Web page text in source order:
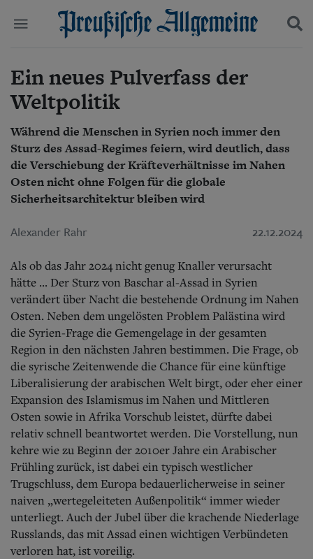
Start
Wer wir sind
Aktuelle Ausgabe
Abonnenten-Login
Abonnent werden
Abo Prämien
Archiv
Mediadaten
Politik
Kultur
Gesellschaft
Leben
Geschichte
Ostpreußen
Pommern
Kontakt
Impressum
Datenschutz
Suchen und finden
Ein neues Pulverfass der
Weltpolitik
Während die Menschen in Syrien noch immer den
Sturz des Assad-Regimes feiern, wird deutlich, dass
die Verschiebung der Kräfteverhältnisse im Nahen
Osten nicht ohne Folgen für die globale
Sicherheitsarchitektur bleiben wird
Alexander Rahr 22.12.2024
Als ob das Jahr 2024 nicht genug Knaller verursacht
hätte ... Der Sturz von Baschar al-Assad in Syrien
verändert über Nacht die bestehende Ordnung im Nahen
Osten. Neben dem ungelösten Problem Palästina wird
die Syrien-Frage die Gemengelage in der gesamten
Region in den nächsten Jahren bestimmen. Die Frage, ob
die syrische Zeitenwende die Chance für eine künftige
Liberalisierung der arabischen Welt birgt, oder eher einer
Expansion des Islamismus im Nahen und Mittleren
Osten sowie in Afrika Vorschub leistet, dürfte dabei
relativ schnell beantwortet werden. Die Vorstellung, nun
kehre wie zu Beginn der 2010er Jahre ein Arabischer
Frühling zurück, ist dabei ein typisch westlicher
Trugschluss, dem Europa bedauerlicherweise in seiner
naiven „wertegeleite­ten Außenpolitik“ immer wieder
unterliegt. Auch der Jubel über die krachende Niederlage
Russlands, das mit Assad einen wichtigen Verbündeten
verloren hat, ist voreilig.